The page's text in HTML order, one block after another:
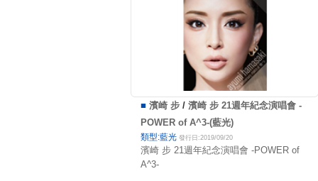
■ 濱崎 步/ 濱崎 步 21週年紀念演唱會 -
POWER of A^3-(藍光)
類型:藍光 發行日:2019/09/20
濱崎 步 21週年紀念演唱會 -POWER of
A^3-